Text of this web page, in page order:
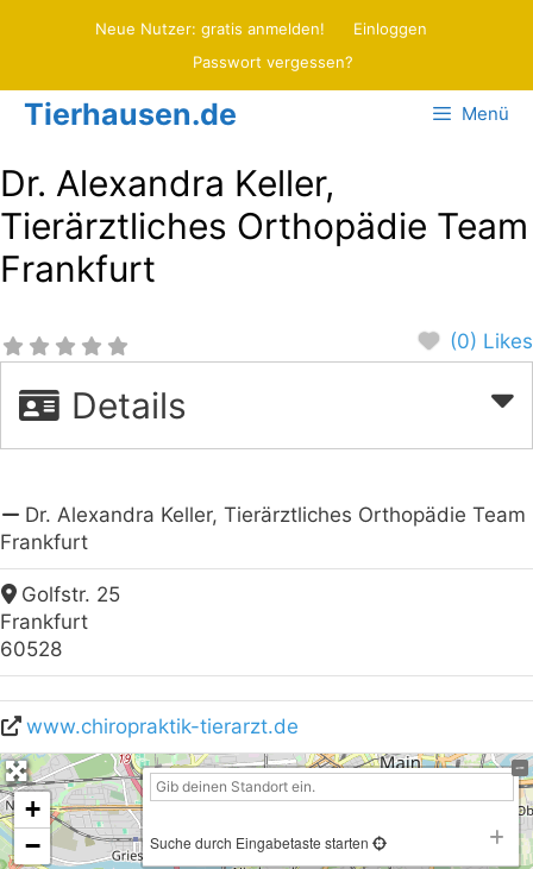
Neue Nutzer: gratis anmelden!
Einloggen
Passwort vergessen?
Tierhausen.de Menü
Dr. Alexandra Keller,
Tierärztliches Orthopädie Team
Frankfurt
(0) Likes
Details
Dr. Alexandra Keller, Tierärztliches Orthopädie Team
Frankfurt
Golfstr. 25
Frankfurt
60528
www.chiropraktik-tierarzt.de
+
−
Suche durch Eingabetaste starten